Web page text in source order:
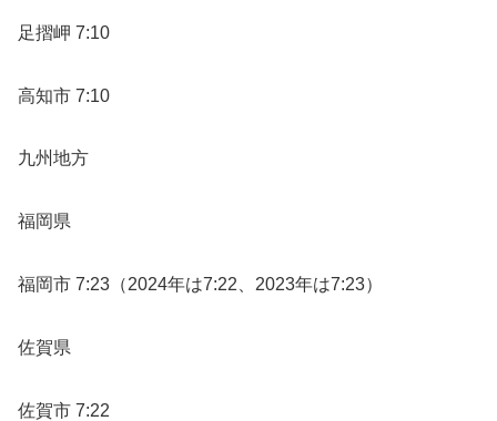
足摺岬 7:10
高知市 7:10
九州地方
福岡県
福岡市 7:23（2024年は7:22、2023年は7:23）
佐賀県
佐賀市 7:22